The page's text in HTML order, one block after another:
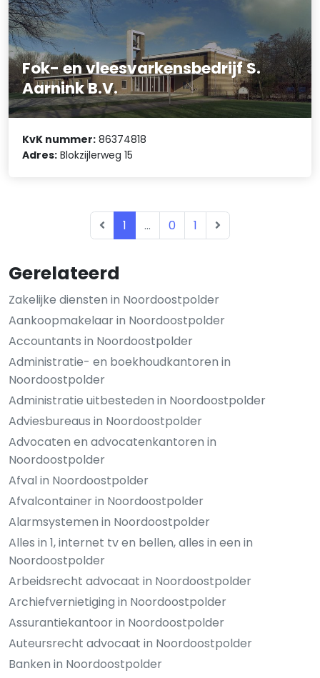
Gerelateerd
Zakelijke diensten in Noordoostpolder
Aankoopmakelaar in Noordoostpolder
Accountants in Noordoostpolder
Administratie- en boekhoudkantoren in
Noordoostpolder
Administratie uitbesteden in Noordoostpolder
Adviesbureaus in Noordoostpolder
Advocaten en advocatenkantoren in
Noordoostpolder
Afval in Noordoostpolder
Afvalcontainer in Noordoostpolder
Alarmsystemen in Noordoostpolder
Alles in 1, internet tv en bellen, alles in een in
Noordoostpolder
Arbeidsrecht advocaat in Noordoostpolder
Archiefvernietiging in Noordoostpolder
Assurantiekantoor in Noordoostpolder
Auteursrecht advocaat in Noordoostpolder
Banken in Noordoostpolder
Fok- en vleesvarkensbedrijf S.
Aarnink B.V.
KvK nummer: 86374818
Adres: Blokzijlerweg 15
1 ... 0 1